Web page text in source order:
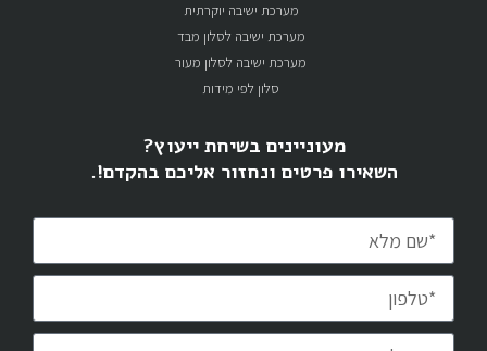
מערכת ישיבה יוקרתית
מערכת ישיבה לסלון מבד
מערכת ישיבה לסלון מעור
סלון לפי מידות
מעוניינים בשיחת ייעוץ?
השאירו פרטים ונחזור אליכם בהקדם!.